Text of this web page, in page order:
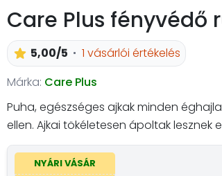
Care Plus fényvédő
5,00/5
1 vásárlói értékelés
Márka: Care Plus
Puha, egészséges ajkak minden
ellen. Ajkai tökéletesen ápoltak
NYÁRI VÁSÁR